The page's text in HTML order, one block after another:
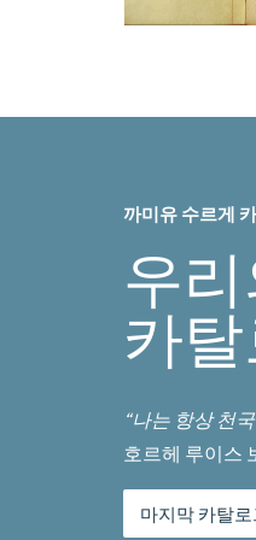
까미유 수르게
우
카
“나는 항상 천
호르헤 루이스
마지막 카탈로